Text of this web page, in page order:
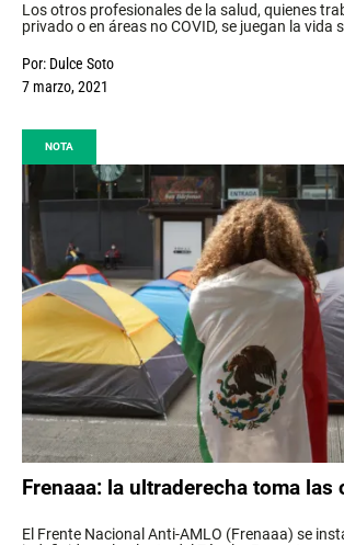
Los otros profesionales de la salud, quienes
privado o en áreas no COVID, se juegan la vida
Por: Dulce Soto
7 marzo, 2021
NOTA
Frenaaa: la ultraderecha toma las
El Frente Nacional Anti-AMLO (Frenaaa) se